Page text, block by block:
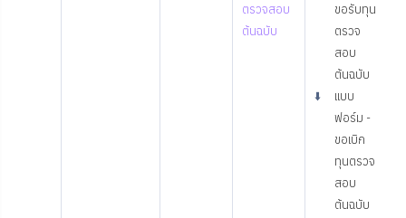
ตรวจสอบ
ต้นฉบับ
ขอรับทุน
ตรวจ
สอบ
ต้นฉบับ
⬇️
แบบ
ฟอร์ม -
ขอเบิก
ทุนตรวจ
สอบ
ต้นฉบับ